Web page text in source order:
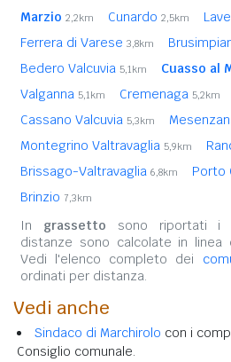
Marzio 2,2km Cunardo 2,5km
Ferrera di Varese 3,8km
Bedero Valcuvia 5,1km Cuasso al
Valganna 5,1km Cremenaga 5,2km
Cassano Valcuvia 5,3km
Montegrino Valtravaglia 5,9km
Brissago-Valtravaglia 6,8km Porto
Brinzio 7,3km
In grassetto sono riportati i
distanze sono calcolate in linea
Vedi l'elenco completo dei
ordinati per distanza.
Vedi anche
Sindaco di Marchirolo con i
Consiglio comunale.